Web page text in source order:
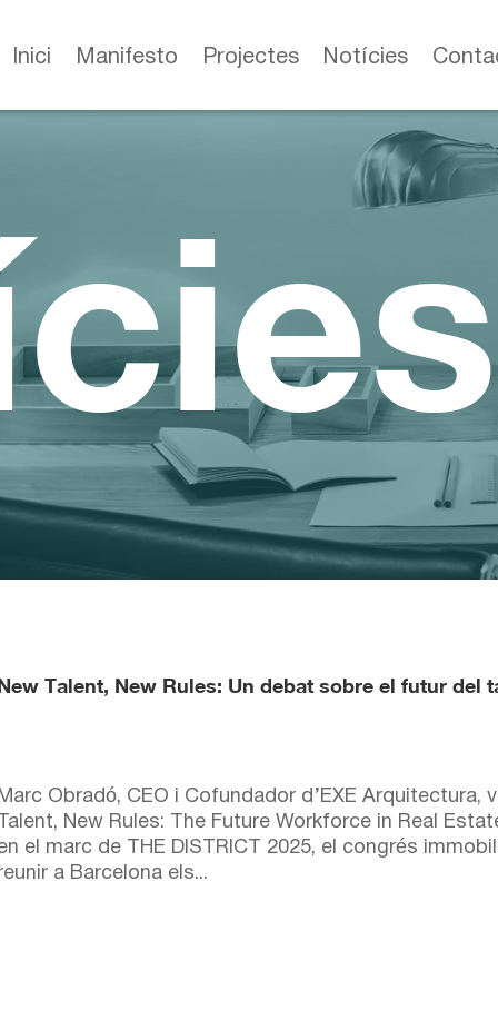
Inici Manifesto Projectes Notícies
Talent, New Rules: Un debat sobre el futur del
Marc Obradó, CEO i Cofundador d’EXE Arquitectura,
Talent, New Rules: The Future Workforce in Real
el marc de THE DISTRICT 2025, el congrés
a Barcelona els...